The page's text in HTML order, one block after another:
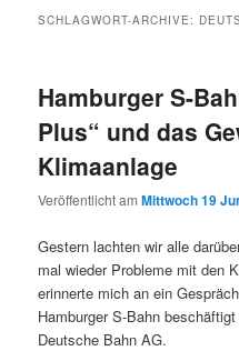
SCHLAGWORT-ARCHIVE:
Hamburger S-
Plus“ und das
Klimaanlage
Veröffentlicht amMittwoch 19
Gestern lachten wir alle
mal wieder Probleme mit den
erinnerte mich an ein
Hamburger S-Bahn
Deutsche Bahn AG.